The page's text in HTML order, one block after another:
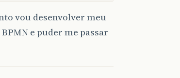
vou desenvolver meu
e puder me passar